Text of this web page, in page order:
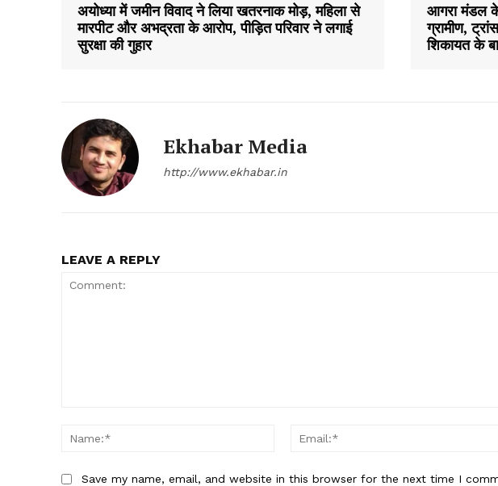
अयोध्या में जमीन विवाद ने लिया खतरनाक मोड़, महिला से
मारपीट और अभद्रता के आरोप, पीड़ित परिवार ने लगाई
सुरक्षा की गुहार
आगरा मंडल
ग्रामीण,
शिकायत के
Ekhabar Media
http://www.ekhabar.in
LEAVE A REPLY
Name:*
Save my name, email, and website in this browser for the next time I